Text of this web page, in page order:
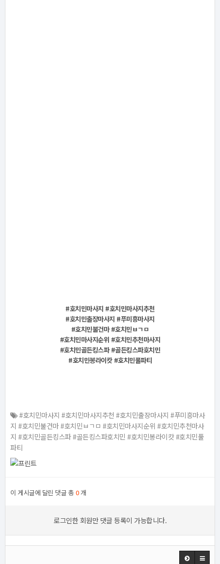
#호치민마사지 #호치민마사지추천
#호치민출장마사지 #푸미흥마사지
#호치민불건마 #호치민ㅂㄱㅁ
#호치민마사지순위 #호치민추천마사지
#호치민골든킹스파 #골든킹스파호치민
#호치민봉라이캇 #호치민풀파티
#호치민마사지 #호치민마사지추천 #호치민출장마사지 #푸미흥마사
지 #호치민불건마 #호치민ㅂㄱㅁ #호치민마사지순위 #호치민추천마사
지 #호치민골든킹스파 #골든킹스파호치민 #호치민봉라이캇 #호치민풀
파티
이 게시글에 달린 댓글 총 0개
로그인한 회원만 댓글 등록이 가능합니다.